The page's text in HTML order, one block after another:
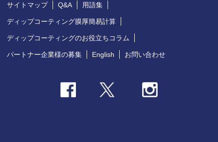
サイトマップ Q&A 用語集
ディップコーティング膜厚簡易計算
ディップコーティングのお役立ちコラム
パートナー企業様の募集 English お問い合わせ